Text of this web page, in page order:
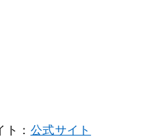
： 公式サイト